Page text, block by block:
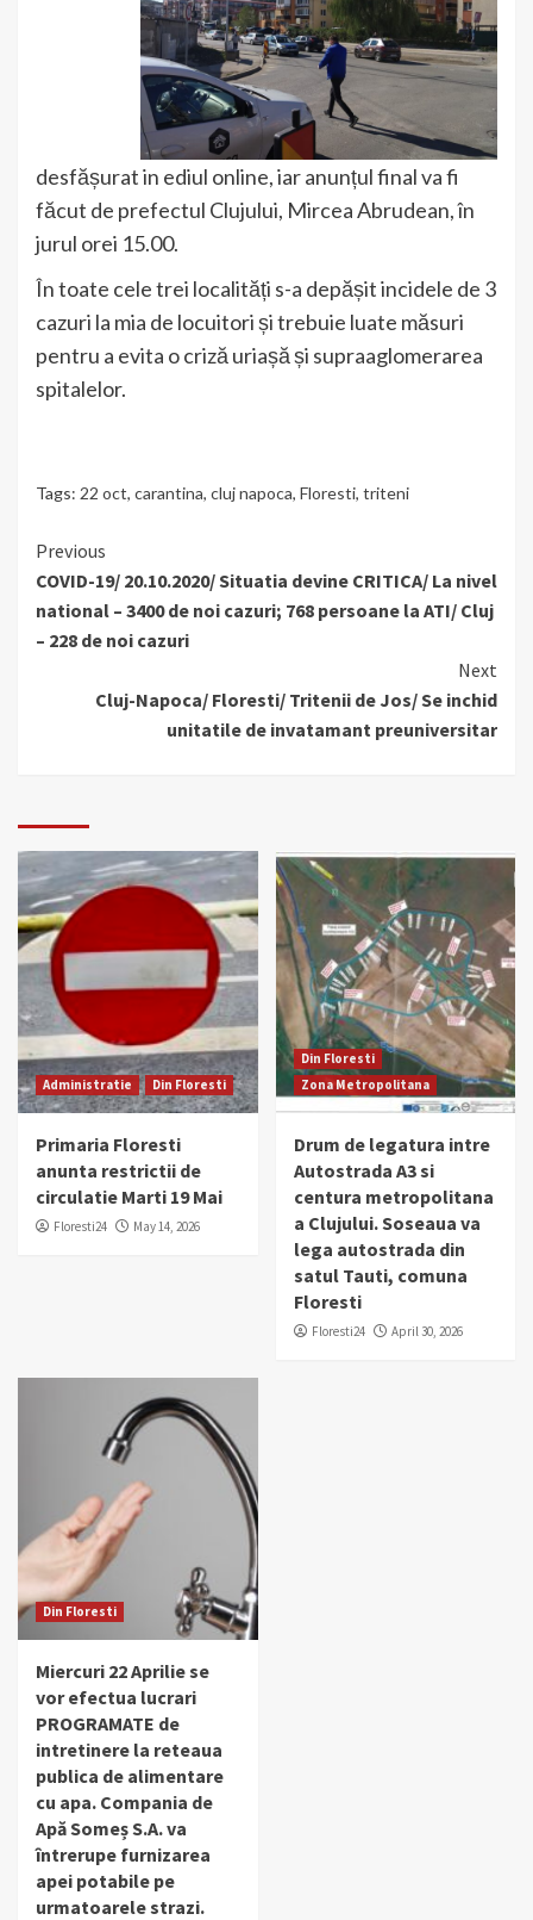
desfășurat in ediul online, iar anunțul final va fi
făcut de prefectul Clujului, Mircea Abrudean, în
jurul orei 15.00.
În toate cele trei localități s-a depășit incidele de 3
cazuri la mia de locuitori și trebuie luate măsuri
pentru a evita o criză uriașă și supraaglomerarea
spitalelor.
Tags: 22 oct, carantina, cluj napoca, Floresti, triteni
Continue
Reading
Previous
COVID-19/ 20.10.2020/ Situatia devine CRITICA/ La nivel
national – 3400 de noi cazuri; 768 persoane la ATI/ Cluj
– 228 de noi cazuri
Next
Cluj-Napoca/ Floresti/ Tritenii de Jos/ Se inchid
unitatile de invatamant preuniversitar
Administratie Din Floresti
Primaria Floresti
anunta restrictii de
circulatie Marti 19 Mai
Floresti24 May 14, 2026
Din Floresti
Zona Metropolitana
Drum de legatura intre
Autostrada A3 si
centura metropolitana
a Clujului. Soseaua va
lega autostrada din
satul Tauti, comuna
Floresti
Floresti24 April 30, 2026
Din Floresti
Miercuri 22 Aprilie se
vor efectua lucrari
PROGRAMATE de
intretinere la reteaua
publica de alimentare
cu apa. Compania de
Apă Someș S.A. va
întrerupe furnizarea
apei potabile pe
urmatoarele strazi.